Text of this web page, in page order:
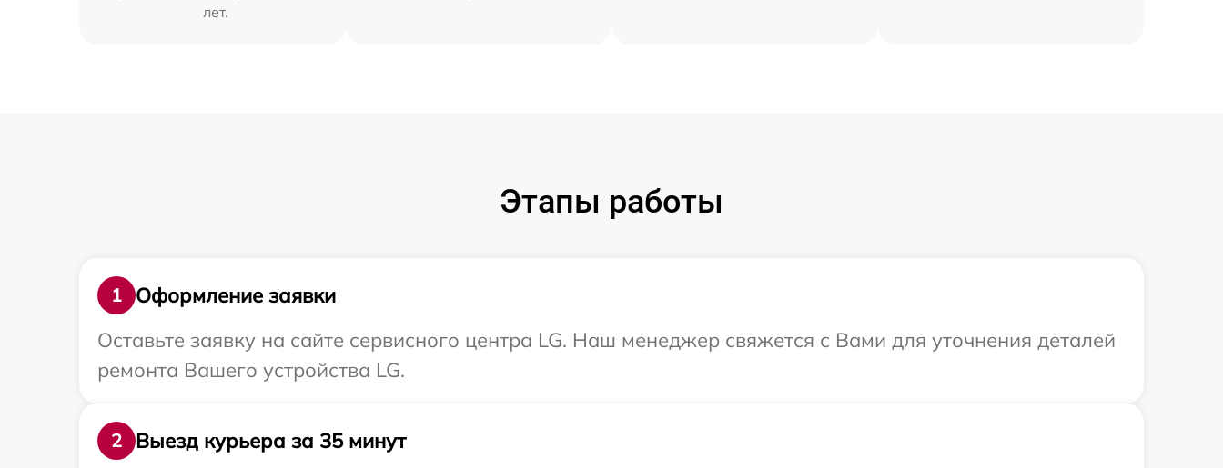
лет.
Этапы работы
1
Оформление заявки
Оставьте заявку на сайте сервисного центра LG. Наш менеджер свяжется с Вами для уточнения деталей
ремонта Вашего устройства LG.
2
Выезд курьера за 35 минут